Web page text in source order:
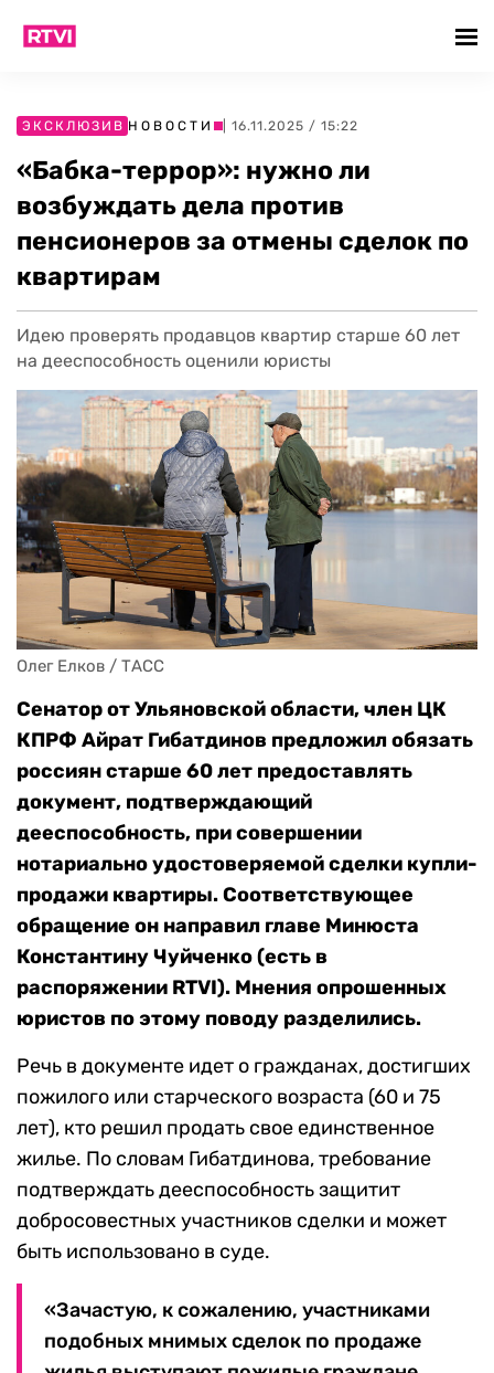
ЭКСКЛЮЗИВ НОВОСТИ | 16.11.2025 / 15:22
«Бабка-террор»: нужно ли
возбуждать дела против
пенсионеров за отмены сделок по
квартирам
Идею проверять продавцов квартир старше 60 лет
на дееспособность оценили юристы
Олег Елков / ТАСС
Сенатор от Ульяновской области, член ЦК
КПРФ Айрат Гибатдинов предложил обязать
россиян старше 60 лет предоставлять
документ, подтверждающий
дееспособность, при совершении
нотариально удостоверяемой сделки купли-
продажи квартиры. Соответствующее
обращение он направил главе Минюста
Константину Чуйченко (есть в
распоряжении RTVI). Мнения опрошенных
юристов по этому поводу разделились.
Речь в документе идет о гражданах, достигших
пожилого или старческого возраста (60 и 75
лет), кто решил продать свое единственное
жилье. По словам Гибатдинова, требование
подтверждать дееспособность защитит
добросовестных участников сделки и может
быть использовано в суде.
«Зачастую, к сожалению, участниками
подобных мнимых сделок по продаже